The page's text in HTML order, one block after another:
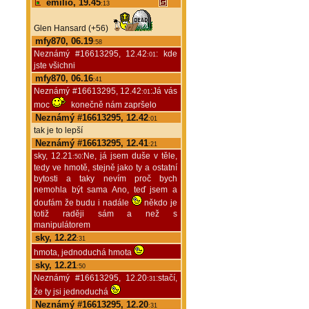
emilio, 19.45:13
Glen Hansard (+56)
mfy870, 06.19:58
Neznámý #16613295, 12.42:01: kde
jste všichni
mfy870, 06.16:41
Neznámý #16613295, 12.42:01:Já vás
moc
konečně nám zapršelo
Neznámý #16613295, 12.42:01
tak je to lepší
Neznámý #16613295, 12.41:21
sky, 12.21:50:Ne, já jsem duše v těle,
tedy ve hmotě, stejně jako ty a ostatní
bytosti a taky nevím proč bych
nemohla být sama Ano, teď jsem a
doufám že budu i nadále
někdo je
totiž raději sám a než s
manipulátorem
sky, 12.22:31
hmota, jednoduchá hmota
sky, 12.21:50
Neznámý #16613295, 12.20:31:stačí,
že ty jsi jednoduchá
Neznámý #16613295, 12.20:31